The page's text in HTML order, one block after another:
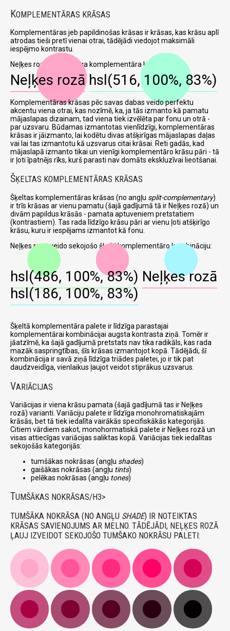
KOMPLEMENTĀRAS KRĀSAS
Komplementāras jeb papildinošas krāsas ir krāsas, kas krāsu aplī
atrodas tieši pretī vienai otrai, tādējādi viedojot maksimāli
iespējmo kontrastu.
Neļķes rozā un attiecīga komplementāra krāsa:
Neļķes rozā hsl(516, 100%, 83%)
Komplementāras krāsas pēc savas dabas veido perfektu
akcentu viena otrai, kas nozīmē, ka, ja tās izmanto kā pamatu
mājaslapas dizainam, tad viena tiek izvēlēta par fonu un otrā -
par uzsvaru. Būdamas izmantotas vienlīdzīgi, komplementāras
krāsas ir jāizmanto, lai kodētu divas atšķirīgas mājaslapas daļas
vai lai tas izmantotu kā uzsvarus citai krāsai. Reti gadās, kad
mājaslapā izmanto tikai un vienīgi komplementāro krāsu pāri - tā
ir ļoti īpatnējs rīks, kurš parasti nav domāts ekskluzīvai lieotšanai.
ŠĶELTAS KOMPLEMENTĀRAS KRĀSAS
Šķeltas komplementāras krāsas (no angļu split-complementary)
ir trīs krāsas ar vienu pamatu (šajā gadījumā tā ir Neļķes rozā) un
divām papildus krāsās - pamata aptuveniem pretstatiem
(kontrastiem). Tas rada līdzīgo krāsu pāri ar vienu ļoti atšķirīgo
krāsu, kuru ir iespējams izmantot kā fonu.
Neļķes rozā veido sekojošo šķelti komplementāro kombināciju:
hsl(486, 100%, 83%) Neļķes rozā
hsl(186, 100%, 83%)
Šķeltā komplementāra palete ir līdzīga parastajai
komplementārai kombinācijai augsta kontrasta ziņā. Tomēr ir
jāatzīmē, ka šajā gadījumā pretstats nav tika radikāls, kas rada
mazāk saspringtības, šīs krāsas izmantojot kopā. Tādējādi, šī
kombinācija ir savā ziņā līdzīga triādes paletei, jo ir tik pat
daudzveidīga, vienlaikus ļaujot veidot stiprākus uzsvarus.
VARIĀCIJAS
Variācijas ir viena krāsu pamata (šajā gadījumā tas ir Neļķes
rozā) varianti. Variāciju palete ir līdzīga monohromatiskajām
krāsās, bet tā tiek iedalīta vairākās specifiskākās kategorijās.
Citiem vārdiem sakot, monohormatiskā palete ir Neļķes rozā un
visas attiecīgas variācijas saliktas kopā. Variācijas tiek iedalītas
sekojošās kategorijās:
tumšākas nokrāsas (angļu shades)
gaišākas nokrāsas (angļu tints)
pelēkas nokrāsas (angļu tones)
TUMŠĀKAS NOKRĀSAS/H3>
TUMŠĀKA NOKRĀSA (NO ANGĻU SHADE) IR NOTEIKTAS
KRĀSAS SAVIENOJUMS AR MELNO. TĀDĒJĀDI, NEĻĶES ROZĀ
ĻAUJ IZVEIDOT SEKOJOŠO TUMŠAKO NOKRĀSU PALETI: